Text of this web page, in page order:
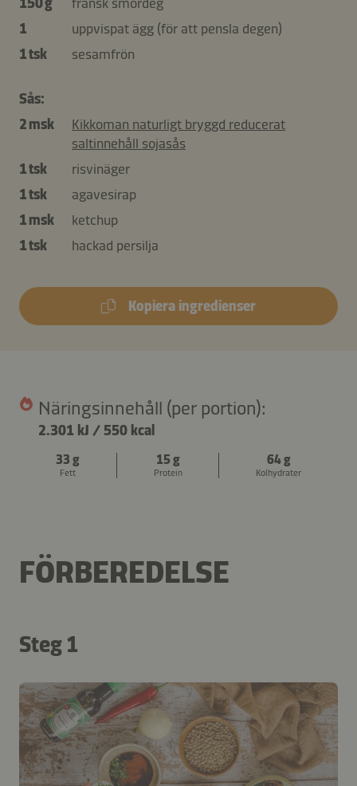
1
uppvispat ägg (för att pensla degen)
1 tsk
sesamfrön
Sås:
2 msk
Kikkoman naturligt bryggd reducerat
saltinnehåll sojasås
1 tsk
risvinäger
1 tsk
agavesirap
1 msk
ketchup
1 tsk
hackad persilja
Kopiera ingredienser
Näringsinnehåll (per portion):
2.301 kJ / 550 kcal
33 g
Fett
15 g
Protein
64 g
Kolhydrater
FÖRBEREDELSE
Steg 1